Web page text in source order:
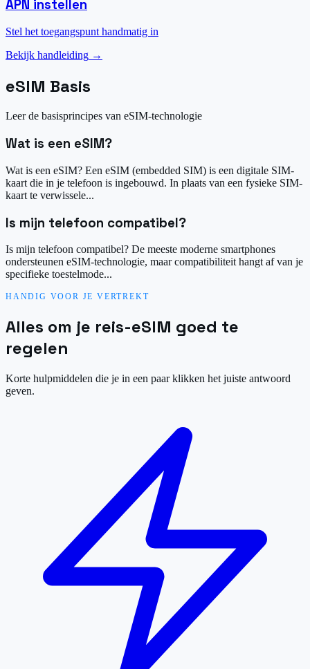
APN instellen
Stel het toegangspunt handmatig in
Bekijk handleiding →
eSIM Basis
Leer de basisprincipes van eSIM-technologie
Wat is een eSIM?
Wat is een eSIM? Een eSIM (embedded SIM) is een digitale SIM-
kaart die in je telefoon is ingebouwd. In plaats van een fysieke SIM-
kaart te verwissele...
Is mijn telefoon compatibel?
Is mijn telefoon compatibel? De meeste moderne smartphones
ondersteunen eSIM-technologie, maar compatibiliteit hangt af van je
specifieke toestelmode...
HANDIG VOOR JE VERTREKT
Alles om je reis-eSIM goed te
regelen
Korte hulpmiddelen die je in een paar klikken het juiste antwoord
geven.